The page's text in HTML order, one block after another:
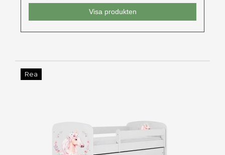
Visa produkten
Rea